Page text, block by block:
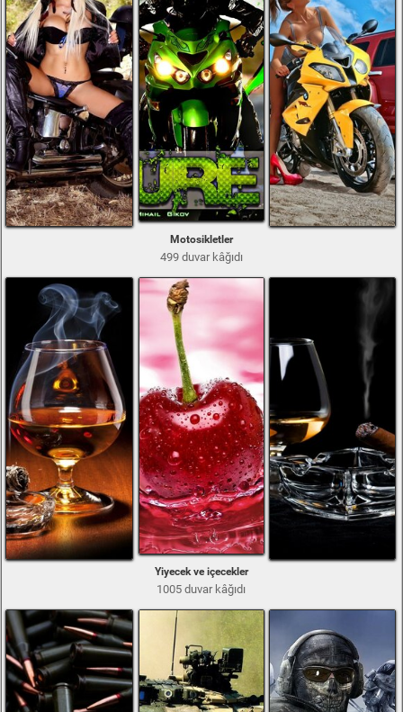
Motosikletler
499 duvar kâğıdı
Yiyecek ve içecekler
1005 duvar kâğıdı